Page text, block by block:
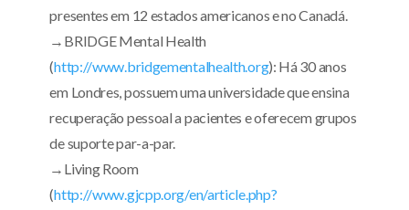
presentes em 12 estados americanos e no Canadá.
→BRIDGE Mental Health
(http://www.bridgementalhealth.org): Há 30 anos
em Londres, possuem uma universidade que ensina
recuperação pessoal a pacientes e oferecem grupos
de suporte par-a-par.
→Living Room
(http://www.gjcpp.org/en/article.php?